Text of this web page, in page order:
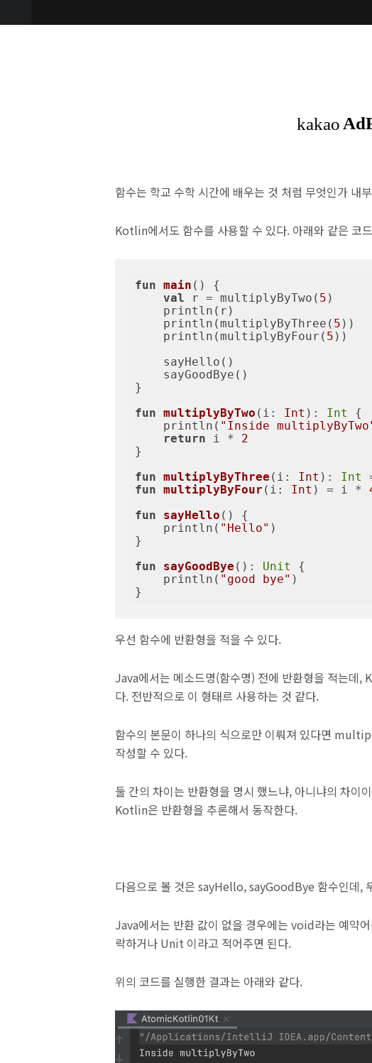
함수는 학교 수학 시간에 배우는 것 처럼 무엇인가 내
Kotlin에서도 함수를 사용할 수 있다. 아래와 같은 코
fun main ()
{
val r = multiplyByTwo( 5 )
    println(multiplyByThree(
5 ))
    println(multiplyByFour(
5 ))
}
fun multiplyByTwo (i: Int ) : Int
{
    println(
"Inside
return i * 2
}
fun multiplyByThree (i: Int ) : Int
fun multiplyByFour (i: Int ) = i *
fun
sayHello ()
{
    println(
"Hello" )
}
fun
sayGoodBye () : Unit
{
    println(
"good bye" )
}
우선 함수에 반환형을 적을 수 있다.
Java에서는 메소드명(함수명) 전에 반환형을 적는데
다. 전반적으로 이 형태르 사용하는 것 같다.
함수의 본문이 하나의 식으로만 이뤄져 있다면
작성할 수 있다.
둘 간의 차이는 반환형을 명시 했느냐, 아니냐의 차이
Kotlin은 반환형을 추론해서 동작한다.
다음으로 볼 것은 sayHello, sayGoodBye 함수인데,
Java에서는 반환 값이 없을 경우에는 void라는 예약
략하거나 Unit 이라고 적어주면 된다.
위의 코드를 실행한 결과는 아래와 같다.